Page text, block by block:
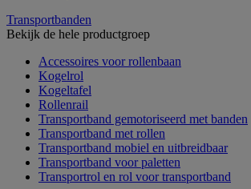
Transportbanden
Bekijk de hele productgroep
Accessoires voor rollenbaan
Kogelrol
Kogeltafel
Rollenrail
Transportband gemotoriseerd met banden
Transportband met rollen
Transportband mobiel en uitbreidbaar
Transportband voor paletten
Transportrol en rol voor transportband